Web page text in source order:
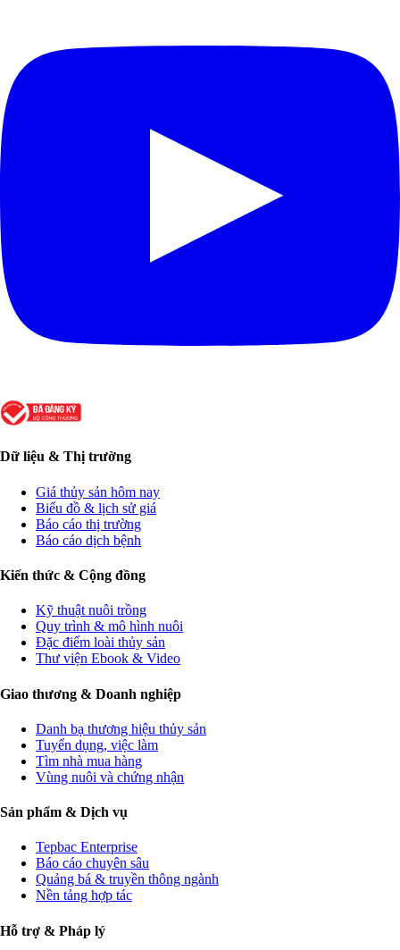
Dữ liệu & Thị trường
Giá thủy sản hôm nay
Biểu đồ & lịch sử giá
Báo cáo thị trường
Báo cáo dịch bệnh
Kiến thức & Cộng đồng
Kỹ thuật nuôi trồng
Quy trình & mô hình nuôi
Đặc điểm loài thủy sản
Thư viện Ebook & Video
Giao thương & Doanh nghiệp
Danh bạ thương hiệu thủy sản
Tuyển dụng, việc làm
Tìm nhà mua hàng
Vùng nuôi và chứng nhận
Sản phẩm & Dịch vụ
Tepbac Enterprise
Báo cáo chuyên sâu
Quảng bá & truyền thông ngành
Nền tảng hợp tác
Hỗ trợ & Pháp lý